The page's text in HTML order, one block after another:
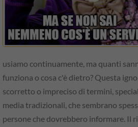
usiamo continuamente, ma quanti
funziona o cosa c'è dietro? Questa
scorretto o impreciso di termini,
media tradizionali, che sembrano
persone che dovrebbero informare. Il